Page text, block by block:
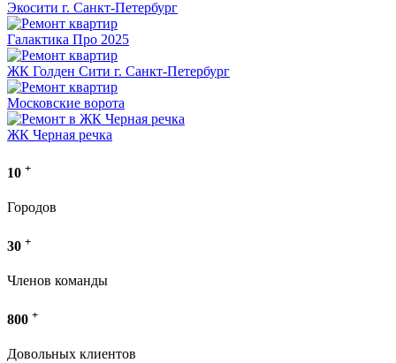
Экосити г. Санкт-Петербург
Галактика Про 2025
ЖК Голден Сити г. Санкт-Петербург
Московские ворота
ЖК Черная речка
10 +
Городов
30 +
Членов команды
800 +
Довольных клиентов